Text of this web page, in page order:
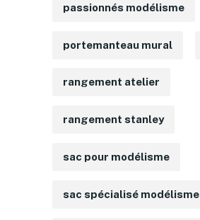
passionnés modélisme
portemanteau mural
rangement atelier
rangement stanley
sac pour modélisme
sac spécialisé modélisme